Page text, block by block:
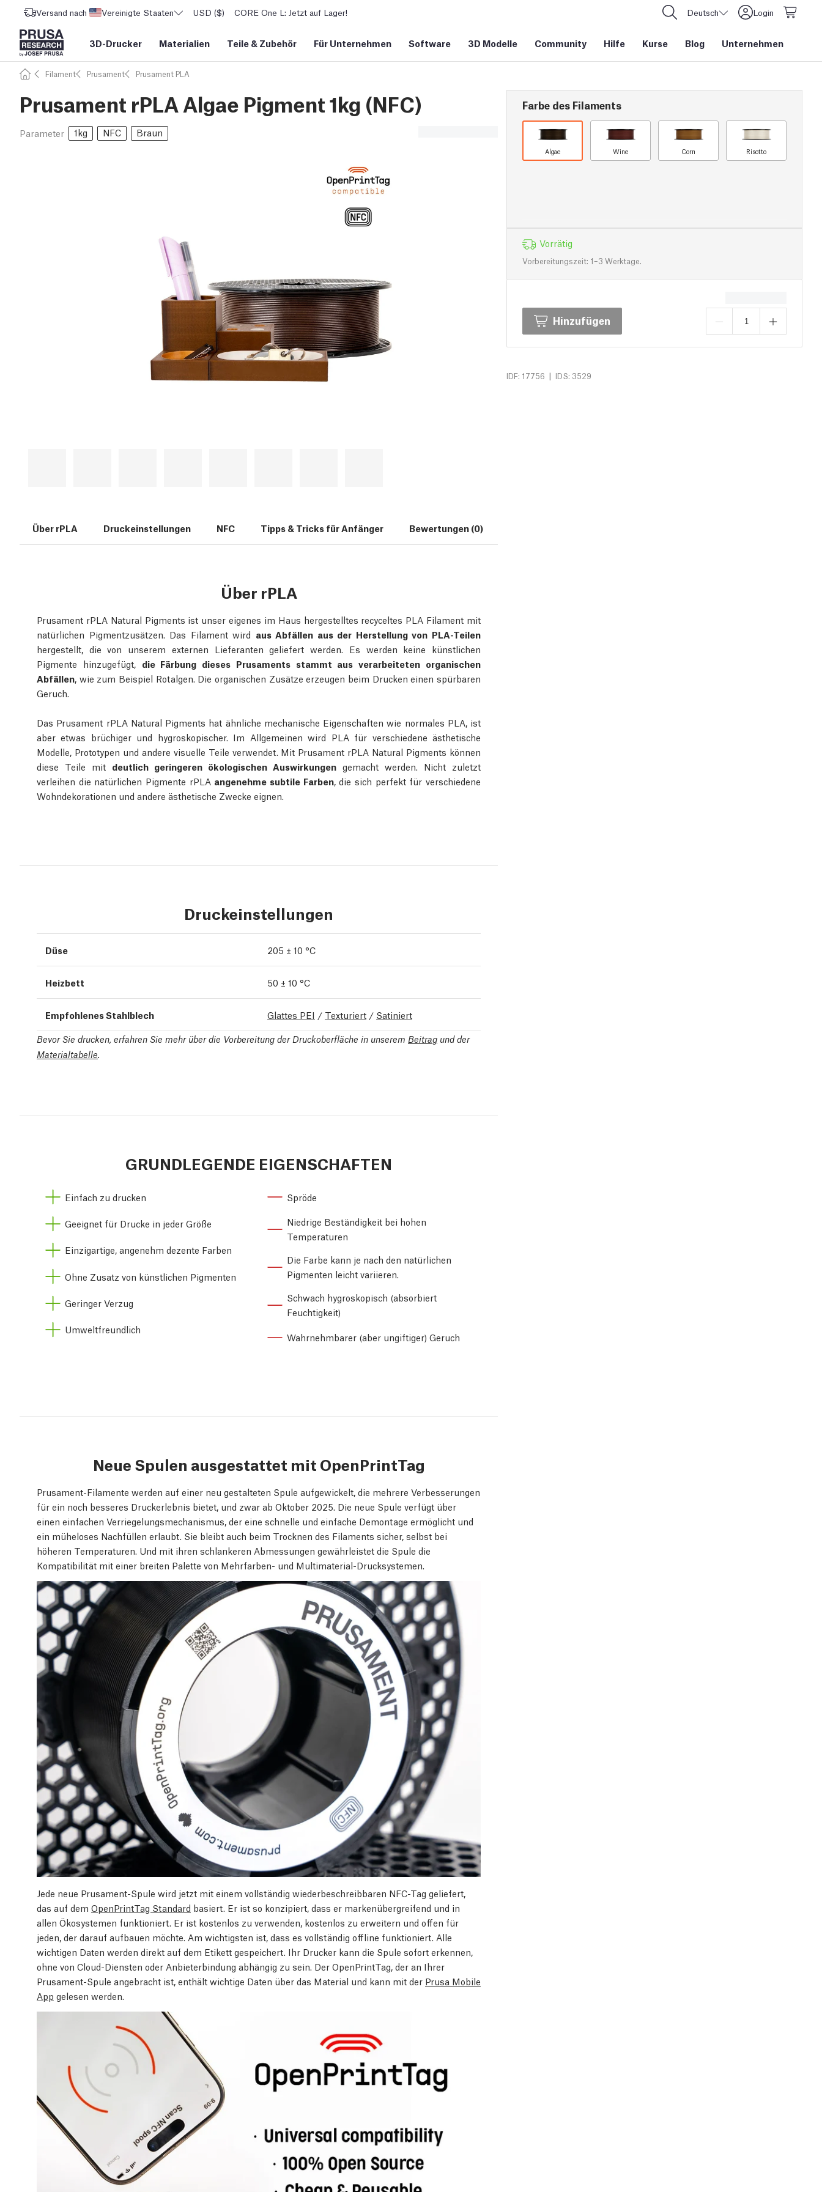
Versand nach Vereinigte Staaten USD ($) CORE One L: Jetzt auf Lager! Deutsch Login
3D-Drucker Materialien Teile & Zubehör Für Unternehmen Software 3D Modelle Community Hilfe Kurse Blog Unternehmen
Filament Prusament Prusament PLA
Prusament rPLA Algae Pigment 1kg (NFC)
Parameter 1kg NFC Braun
Farbe des Filaments
Algae Wine Corn Risotto
Vorrätig
Vorbereitungszeit: 1–3 Werktage.
Hinzufügen
IDF: 17756 | IDS: 3529
Über rPLA Druckeinstellungen NFC Tipps & Tricks für Anfänger Bewertungen (0)
Über rPLA
Prusament rPLA Natural Pigments ist unser eigenes im Haus hergestelltes recyceltes PLA Filament mit
natürlichen Pigmentzusätzen. Das Filament wird aus Abfällen aus der Herstellung von PLA-Teilen
hergestellt, die von unserem externen Lieferanten geliefert werden. Es werden keine künstlichen
Pigmente hinzugefügt, die Färbung dieses Prusaments stammt aus verarbeiteten organischen
Abfällen, wie zum Beispiel Rotalgen. Die organischen Zusätze erzeugen beim Drucken einen spürbaren
Geruch.
Das Prusament rPLA Natural Pigments hat ähnliche mechanische Eigenschaften wie normales PLA, ist
aber etwas brüchiger und hygroskopischer. Im Allgemeinen wird PLA für verschiedene ästhetische
Modelle, Prototypen und andere visuelle Teile verwendet. Mit Prusament rPLA Natural Pigments können
diese Teile mit deutlich geringeren ökologischen Auswirkungen gemacht werden. Nicht zuletzt
verleihen die natürlichen Pigmente rPLA angenehme subtile Farben, die sich perfekt für verschiedene
Wohndekorationen und andere ästhetische Zwecke eignen.
Druckeinstellungen
Düse 205 ± 10 °C
Heizbett 50 ± 10 °C
Empfohlenes Stahlblech Glattes PEI / Texturiert / Satiniert
Bevor Sie drucken, erfahren Sie mehr über die Vorbereitung der Druckoberfläche in unserem Beitrag und der
Materialtabelle.
GRUNDLEGENDE EIGENSCHAFTEN
Einfach zu drucken
Geeignet für Drucke in jeder Größe
Einzigartige, angenehm dezente Farben
Ohne Zusatz von künstlichen Pigmenten
Geringer Verzug
Umweltfreundlich
Spröde
Niedrige Beständigkeit bei hohen
Temperaturen
Die Farbe kann je nach den natürlichen
Pigmenten leicht variieren.
Schwach hygroskopisch (absorbiert
Feuchtigkeit)
Wahrnehmbarer (aber ungiftiger) Geruch
Neue Spulen ausgestattet mit OpenPrintTag
Prusament-Filamente werden auf einer neu gestalteten Spule aufgewickelt, die mehrere Verbesserungen
für ein noch besseres Druckerlebnis bietet, und zwar ab Oktober 2025. Die neue Spule verfügt über
einen einfachen Verriegelungsmechanismus, der eine schnelle und einfache Demontage ermöglicht und
ein müheloses Nachfüllen erlaubt. Sie bleibt auch beim Trocknen des Filaments sicher, selbst bei
höheren Temperaturen. Und mit ihren schlankeren Abmessungen gewährleistet die Spule die
Kompatibilität mit einer breiten Palette von Mehrfarben- und Multimaterial-Drucksystemen.
Jede neue Prusament-Spule wird jetzt mit einem vollständig wiederbeschreibbaren NFC-Tag geliefert,
das auf dem OpenPrintTag Standard basiert. Er ist so konzipiert, dass er markenübergreifend und in
allen Ökosystemen funktioniert. Er ist kostenlos zu verwenden, kostenlos zu erweitern und offen für
jeden, der darauf aufbauen möchte. Am wichtigsten ist, dass es vollständig offline funktioniert. Alle
wichtigen Daten werden direkt auf dem Etikett gespeichert. Ihr Drucker kann die Spule sofort erkennen,
ohne von Cloud-Diensten oder Anbieterbindung abhängig zu sein. Der OpenPrintTag, der an Ihrer
Prusament-Spule angebracht ist, enthält wichtige Daten über das Material und kann mit der Prusa Mobile
App gelesen werden.